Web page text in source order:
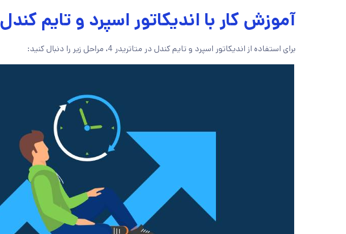
آموزش کار با اندیکاتور اسپرد و تایم کندل
برای استفاده از اندیکاتور اسپرد و تایم کندل در متاتریدر 4، مراحل زیر را دنبال کنید: